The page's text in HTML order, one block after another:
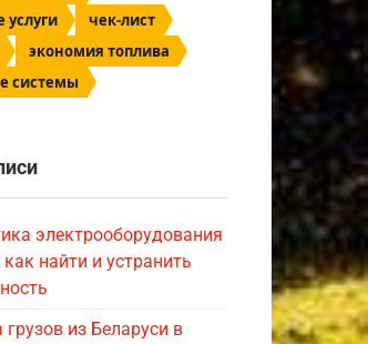
чек-лист
экономия топлива
системы
электрооборудования
как найти и устранить
из Беларуси в